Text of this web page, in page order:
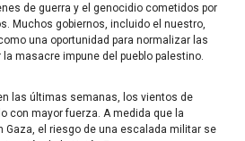
de guerra y el genocidio cometidos por
Muchos gobiernos, incluido el nuestro,
una oportunidad para normalizar las
masacre impune del pueblo palestino.
las últimas semanas, los vientos de
con mayor fuerza. A medida que la
Gaza, el riesgo de una escalada militar se